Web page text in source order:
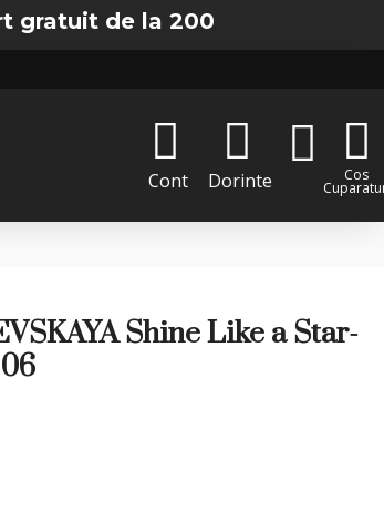
la 200 lei in Bucuresti
Cont
Dorinte Cos
Shine Like a Star-
06